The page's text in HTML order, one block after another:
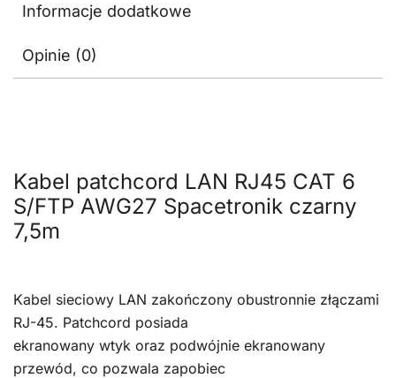
Informacje dodatkowe
Opinie (0)
Kabel patchcord LAN RJ45 CAT 6
S/FTP AWG27 Spacetronik czarny
7,5m
Kabel sieciowy LAN zakończony obustronnie złączami
RJ-45. Patchcord posiada
ekranowany wtyk oraz podwójnie ekranowany
przewód, co pozwala zapobiec